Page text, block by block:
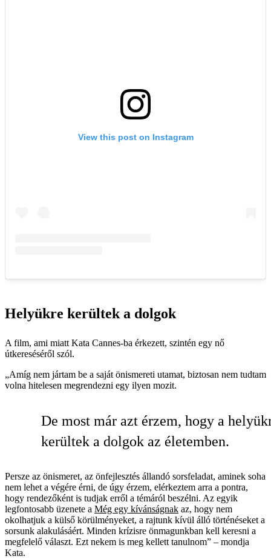
Helyükre kerültek a dolgok
A film, ami miatt Kata Cannes-ba érkezett, szintén egy nő
útkereséséről szól.
„Amíg nem jártam be a saját önismereti utamat, biztosan nem tudtam
volna hitelesen megrendezni egy ilyen mozit.
De most már azt érzem, hogy a
kerültek a dolgok az életemben.
Persze az önismeret, az önfejlesztés állandó sorsfeladat, aminek soha
nem lehet a végére érni, de úgy érzem, elérkeztem arra a pontra,
hogy rendezőként is tudjak erről a témáról beszélni. Az egyik
legfontosabb üzenete a Még egy kívánságnak az, hogy nem
okolhatjuk a külső körülményeket, a rajtunk kívül álló történéseket a
sorsunk alakulásáért. Minden krízisre önmagunkban kell keresni a
megfelelő választ. Ezt nekem is meg kellett tanulnom” – mondja
Kata.